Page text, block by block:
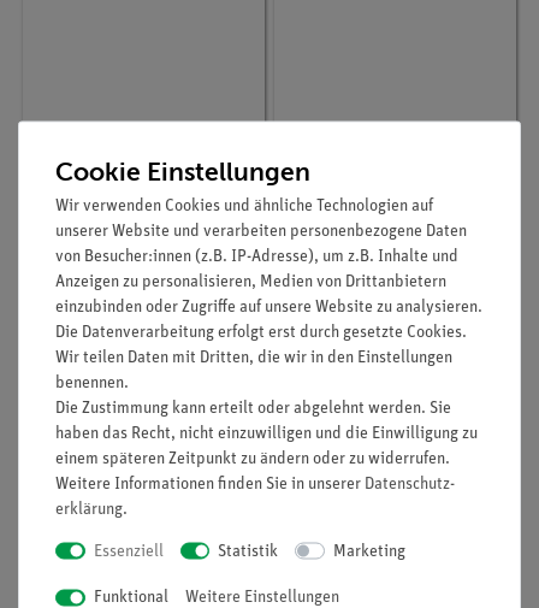
Überlastsicherung ADM
3 (1 Stück), FF 10A,
500V, aR
10,20 €
SP-1384000
Abdeckung ADM 3
26,00 €
Cookie Einstellungen
Wir verwenden Cookies und ähnliche Technologien auf
unserer Website und verarbeiten personenbezogene Daten
von Besucher:innen (z.B. IP-Adresse), um z.B. Inhalte und
Anzeigen zu personalisieren, Medien von Drittanbietern
einzubinden oder Zugriffe auf unsere Website zu analysieren.
Die Datenverarbeitung erfolgt erst durch gesetzte Cookies.
Wir teilen Daten mit Dritten, die wir in den Einstellungen
benennen.
Die Zustimmung kann erteilt oder abgelehnt werden. Sie
haben das Recht, nicht einzuwilligen und die Einwilligung zu
einem späteren Zeitpunkt zu ändern oder zu widerrufen.
Weitere Informationen finden Sie in unserer Daten­schutz­
erklärung.
Essenziell Statistik Marketing
Funktional Weitere Einstellungen